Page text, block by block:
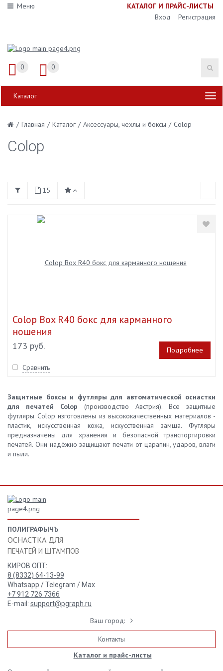
Меню КАТАЛОГ И ПРАЙС-ЛИСТЫ
Вход
Регистрация
0 0
Каталог
/ Главная / Каталог / Аксессуары, чехлы и боксы / Colop
Colop
15
Colop Box R40 бокс для карманного
ношения
173 руб.
Подробнее
Сравнить
Защитные боксы и футляры для автоматической оснастки
для печатей Colop (производство Австрия). Все защитные
футляры Colop изготовлены из высококачественных материалов -
пластик, искусственная кожа, искусственная замша. Футляры
предназначены для хранения и безопасной транспортировки
печатей. Они надёжно защищают печати от царапин, ударов, влаги
и пыли.
ПОЛИГРАФЫЧЪ
ОСНАСТКА ДЛЯ
ПЕЧАТЕЙ И ШТАМПОВ
КИРОВ ОПТ:
8 (8332) 64-13-99
Whatsapp / Telegram / Max
+7 912 726 7366
E-mail: support@pgraph.ru
Ваш город:
Контакты
Каталог и прайс-листы